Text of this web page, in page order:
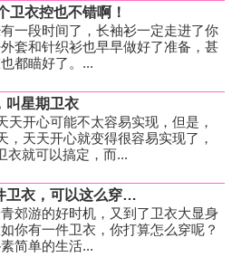
卫衣控也不错啊！
一段时间了，长袖衫一定走进了你
套和针织衫也早早做好了准备，甚
都瞄好了。...
叫星期卫衣
天开心可能不太容易实现，但是，
，天天开心就变得很容易实现了，
衣就可以搞定，而...
卫衣，可以这么穿…
郊游的好时机，又到了卫衣大显身
你有一件卫衣，你打算怎么穿呢？
简单的生活...